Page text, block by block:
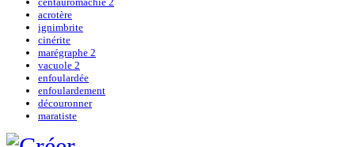
acrotère
ignimbrite
cinérite
marégraphe 2
vacuole 2
enfoulardée
enfoulardement
découronner
maratiste